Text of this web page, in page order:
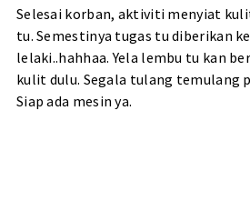
Selesai korban, aktiviti menyiat
tu. Semestinya tugas tu diberikan
lelaki..hahhaa. Yela lembu tu kan
kulit dulu. Segala tulang temulang
Siap ada mesin ya.